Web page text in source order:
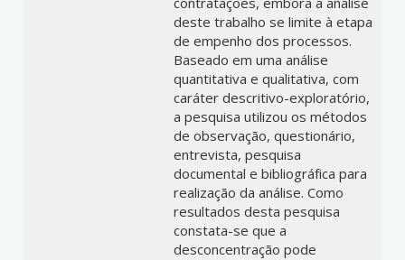
deste trabalho se limite à etapa
de empenho dos processos.
Baseado em uma análise
quantitativa e qualitativa, com
caráter descritivo-exploratório,
a pesquisa utilizou os métodos
de observação, questionário,
entrevista, pesquisa
documental e bibliográfica para
realização da análise. Como
resultados desta pesquisa
constata-se que a
desconcentração pode